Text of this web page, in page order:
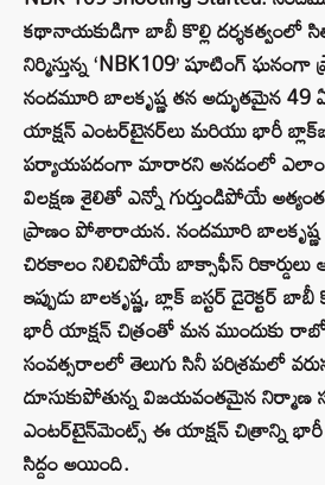
కథానాయకుడిగా బాబీ కొల్లి దర్శకత్వంలో
నిర్మిస్తున్న ‘NBK109’ షూటింగ్
నందమూరి బాలకృష్ణ తన అద్భుతమైన
యాక్షన్ ఎంటర్‌టైనర్‌లు మరియు భారీ
పర్యాయపదంగా మారారని అనడంలో
విలక్షణ శైలితో ఎన్నో గుర్తుండిపోయే
ప్రాణం పోశారాయన. నందమూరి బాలకృష్ణ
చిరకాలం నిలిచిపోయే బాక్సాఫీస్
ఇప్పుడు బాలకృష్ణ, బ్లాక్ బస్టర్ డైరెక్టర్
భారీ యాక్షన్ చిత్రంతో మన ముందుకు
సంవత్సరాలలో తెలుగు సినీ పరిశ్రమలో
దూసుకుపోతున్న విజయవంతమైన నిర్మాణ
ఎంటర్‌టైన్‌మెంట్స్ ఈ యాక్షన్ చిత్రాన్ని
సిద్దం అయింది.